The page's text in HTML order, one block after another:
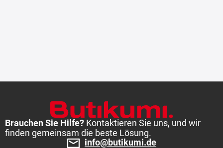
Brauchen Sie Hilfe? Kontaktieren Sie uns, und wir
finden gemeinsam die beste Lösung.
info@butikumi.de